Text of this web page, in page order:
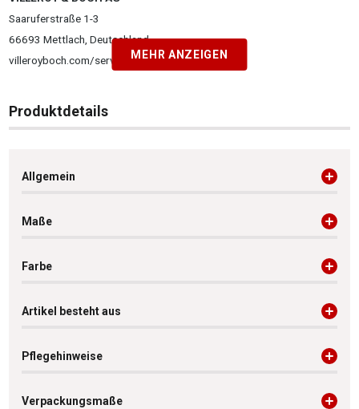
Saaruferstraße 1-3
66693 Mettlach, Deutschland
villeroyboch.com/service
MEHR ANZEIGEN
Produktdetails
Allgemein
Maße
Farbe
Artikel besteht aus
Pflegehinweise
Verpackungsmaße